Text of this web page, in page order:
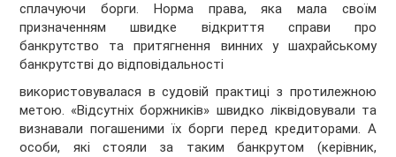
сплачуючи борги. Норма права, яка мала своїм
призначенням швидке відкриття справи про
банкрутство та притягнення винних у шахрайському
банкрутстві до відповідальності
використовувалася в судовій практиці з протилежною
метою. «Відсутніх боржників» швидко ліквідовували та
визнавали погашеними їх борги перед кредиторами. А
особи, які стояли за таким банкрутом (керівник,